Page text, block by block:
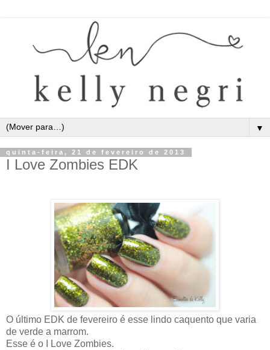
▼
quinta-feira, 21 de fevereiro de 2013
I Love Zombies EDK
O último EDK de fevereiro é esse lindo caquento que varia
de verde a marrom.
Esse é o I Love Zombies.